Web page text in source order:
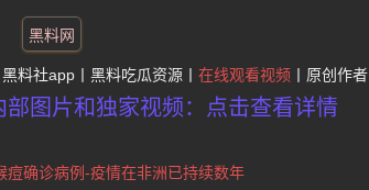
黑料网
黑料社app 黑料吃瓜资源 在线观看视频 原创作者
图片和独家视频：点击查看详情
痘确诊病例-疫情在非洲已持续数年